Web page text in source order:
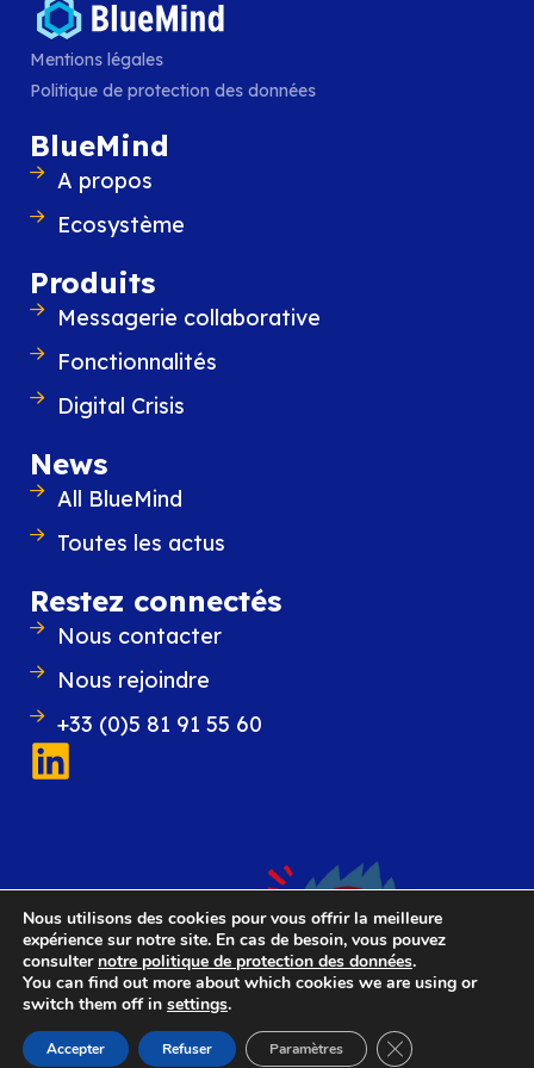
À retenir : tester,
documenter, anticiper
Aucune technologie, aussi robuste soit-elle, ne
remplacera une bonne préparation
sur la sauvegarde intégrée ou sur une
résiliente, un principe reste fondamental :
régulièrement, documentez vos
restauration rapide et efficace de la
la sauvegarde à chaud, incrémentale,
restaurations au niveau de la boîte aux
besoins plus critiques,
sont possibles, jusqu’à la
interruption
Mentions légales
Politique de protection des données
BlueMind
A propos
Ecosystème
Produits
Messagerie collaborative
Fonctionnalités
Digital Crisis
News
All BlueMind
Toutes les actus
Restez connectés
Nous contacter
Nous rejoindre
+33 (0)5 81 91 55 60
Nous utilisons des cookies pour vous offrir la meilleure
expérience sur notre site. En cas de besoin, vous pouvez
consulter notre politique de protection des données.
You can find out more about which cookies we are using or
switch them off in settings.
Accepter Refuser Paramètres Fermer la